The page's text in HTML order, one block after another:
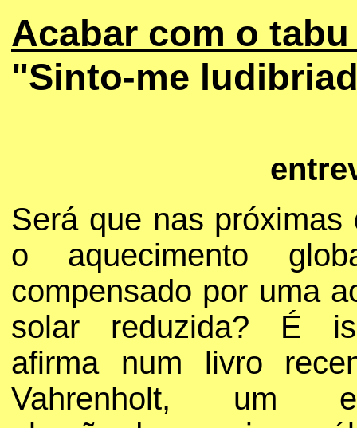
Acabar com o
"Sinto-me
Será que nas próximas
o aquecimento
compensado por uma
solar reduzida? É
afirma num livro
Vahrenholt, um